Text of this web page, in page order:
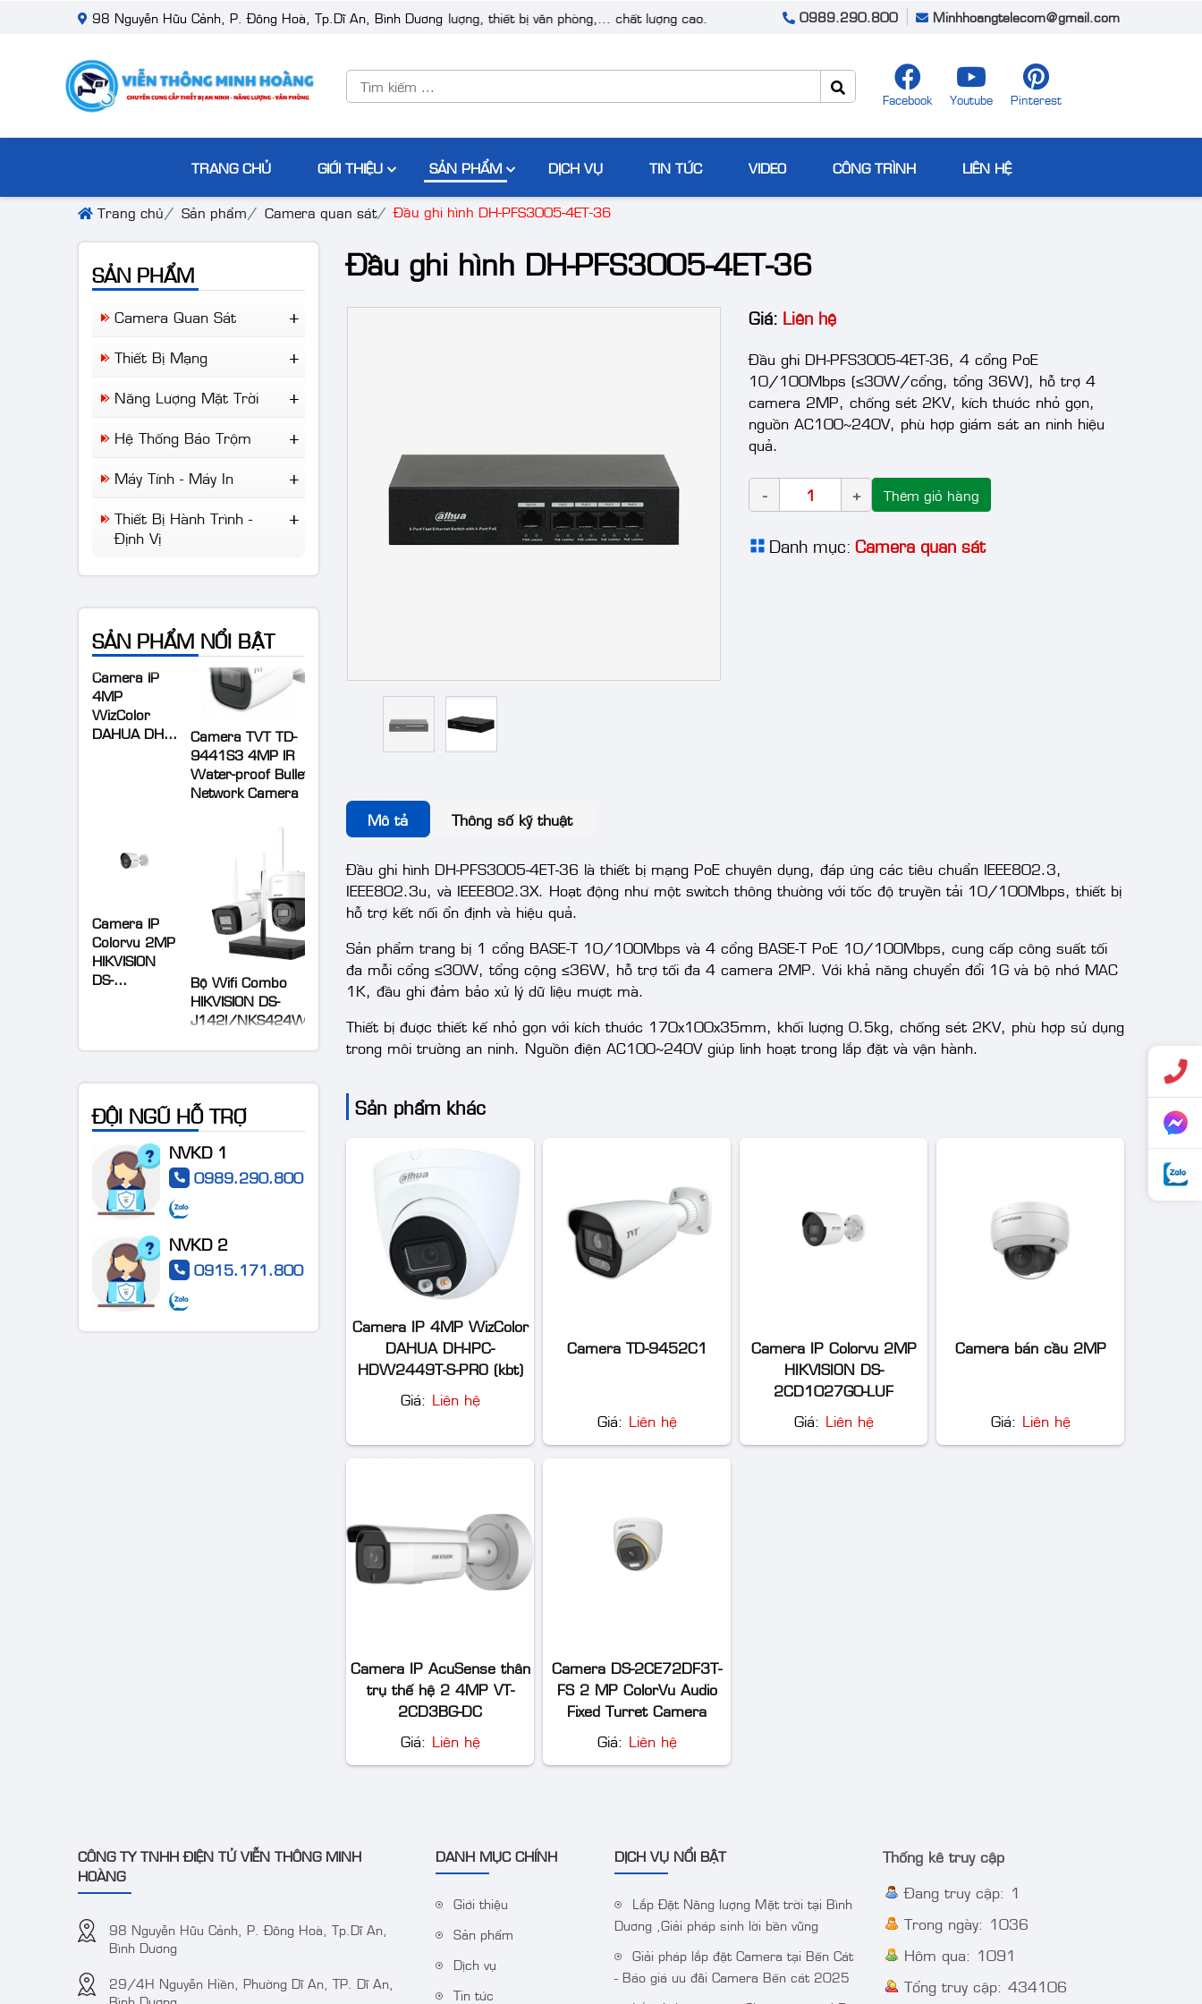
98 Nguyễn Hữu Cảnh, P. Đông Hoà, Tp.Dĩ An, Bình Dương
tại Bình Dương cung cấp và lắp đặt camera quan sát, thiết bị năng lượng, thiết bị văn phòng,... chất lượng cao. 0989.290.800 Minhhoangtelecom@gmail.com
Facebook Youtube Pinterest
TRANG CHỦ GIỚI THIỆU SẢN PHẨM DỊCH VỤ TIN TỨC VIDEO CÔNG TRÌNH LIÊN HỆ
Trang chủ Sản phẩm Camera quan sát Đầu ghi hình DH-PFS3005-4ET-36
Đầu ghi hình DH-PFS3005-4ET-36
Giá: Liên hệ
Đầu ghi DH-PFS3005-4ET-36, 4 cổng PoE
10/100Mbps (≤30W/cổng, tổng 36W), hỗ trợ 4
camera 2MP, chống sét 2KV, kích thước nhỏ gọn,
nguồn AC100~240V, phù hợp giám sát an ninh hiệu
quả.
Thêm giỏ hàng
Danh mục: Camera quan sát
Mô tả Thông số kỹ thuật
Đầu ghi hình DH-PFS3005-4ET-36 là thiết bị mạng PoE chuyên dụng, đáp ứng các tiêu chuẩn IEEE802.3,
IEEE802.3u, và IEEE802.3X. Hoạt động như một switch thông thường với tốc độ truyền tải 10/100Mbps, thiết bị
hỗ trợ kết nối ổn định và hiệu quả.
Sản phẩm trang bị 1 cổng BASE-T 10/100Mbps và 4 cổng BASE-T PoE 10/100Mbps, cung cấp công suất tối
đa mỗi cổng ≤30W, tổng cộng ≤36W, hỗ trợ tối đa 4 camera 2MP. Với khả năng chuyển đổi 1G và bộ nhớ MAC
1K, đầu ghi đảm bảo xử lý dữ liệu mượt mà.
Thiết bị được thiết kế nhỏ gọn với kích thước 170x100x35mm, khối lượng 0.5kg, chống sét 2KV, phù hợp sử dụng
trong môi trường an ninh. Nguồn điện AC100~240V giúp linh hoạt trong lắp đặt và vận hành.
Sản phẩm khác
Camera IP 4MP WizColor
DAHUA DH-IPC-
HDW2449T-S-PRO (kbt)
Giá: Liên hệ
Camera TD-9452C1
Giá: Liên hệ
Camera IP Colorvu 2MP
HIKVISION DS-
2CD1027G0-LUF
Giá: Liên hệ
Camera bán cầu 2MP
Giá: Liên hệ
Camera IP AcuSense thân
trụ thế hệ 2 4MP VT-
2CD3BG-DC
Giá: Liên hệ
Camera DS-2CE72DF3T-
FS 2 MP ColorVu Audio
Fixed Turret Camera
Giá: Liên hệ
SẢN PHẨM
Camera Quan Sát
Camera Trọn Bộ
Camera Nhà Xưởng
Camera Chuyên Dụng
Thiết Bị Mạng
Aruba
Cisco
IP-Com
Năng Lượng Mặt Trời
NLMT Gia Đình
NLMT Cho Nhà Xưởng
Giải Pháp NLMT Áp
Mái...
Hệ Thống Báo Trộm
Báo Khói
Báo Cháy
Máy Tính - Máy In
Laptop
Thiết Bị Hành Trình -
Định Vị
SẢN PHẨM NỔI BẬT
4MP
WizColor
DAHUA DH-
IPC-
9441S3 4MP IR
Water-proof Bullet
Network Camera
Colorvu 2MP
HIKVISION
DS-
2CD1027G0-
HIKVISION DS-
J142I/NKS424W03H
AcuSense
thân trụ thế
hệ 2 4MP
VT-2CD3BG-
ColorVu Audio Fixed
Turret Camera
Camera IP
AcuSense
thân trụ thế
VT-2CD3BG-
DC
2CE72DF3T-FS 2 MP
ĐỘI NGŨ HỖ TRỢ
NVKD 1
0989.290.800
NVKD 2
0915.171.800
CÔNG TY TNHH ĐIỆN TỬ VIỄN THÔNG MINH
HOÀNG
98 Nguyễn Hữu Cảnh, P. Đông Hoà, Tp.Dĩ An,
Bình Dương
29/4H Nguyễn Hiền, Phường Dĩ An, TP. Dĩ An,
DANH MỤC CHÍNH
Giới thiệu
Sản phẩm
Dịch vụ
Tin tức
DỊCH VỤ NỔI BẬT
Lắp Đặt Năng lượng Mặt trời tại Bình
Dương ,Giải pháp sinh lời bền vững
Giải pháp lắp đặt Camera tại Bến Cát
- Báo giá ưu đãi Camera Bến cát 2025
Thống kê truy cập
Đang truy cập: 1
Trong ngày: 1036
Hôm qua: 1091
Tổng truy cập: 434106